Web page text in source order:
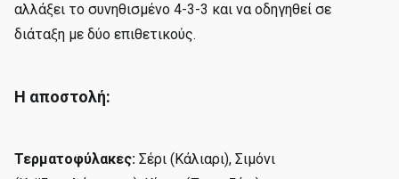
αλλάξει το συνηθισμένο 4-3-3 και να οδηγηθεί σε
διάταξη με δύο επιθετικούς.
Η αποστολή:
Τερματοφύλακες: Σέρι (Κάλιαρι), Σιμόνι